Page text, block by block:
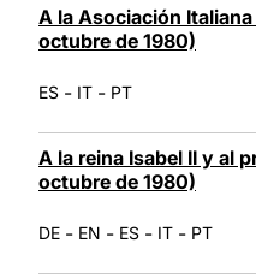
A la Asociación
octubre de 1980)
ES - IT - PT
A la reina Isabel II y al
octubre de 1980)
DE - EN - ES - IT - PT